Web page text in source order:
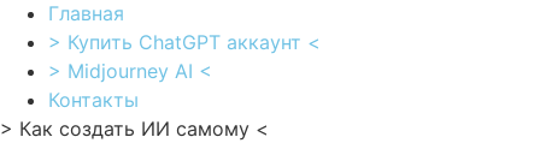
Главная
> Купить ChatGPT аккаунт <
> Midjourney AI <
Контакты
> Как создать ИИ самому <